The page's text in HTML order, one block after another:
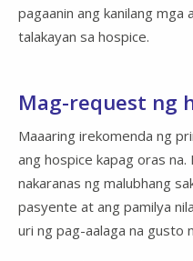
pagaanin ang kanilang mga
talakayan sa hospice.
Mag-request ng
Maaaring irekomenda ng
ang hospice kapag oras
nakaranas ng malubhang
pasyente at ang pamilya
uri ng pag-aalaga na gusto